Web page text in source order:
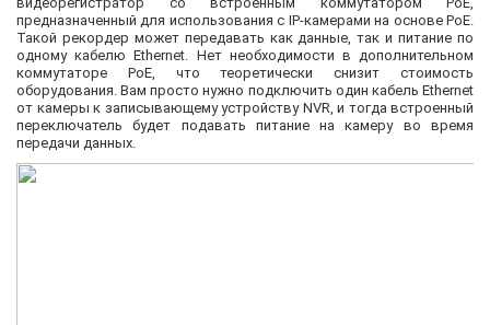
предназначенный для использования с IP-камерами на основе PoE.
Такой рекордер может передавать как данные, так и питание по
одному кабелю Ethernet. Нет необходимости в дополнительном
коммутаторе PoE, что теоретически снизит стоимость
оборудования. Вам просто нужно подключить один кабель Ethernet
от камеры к записывающему устройству NVR, и тогда встроенный
переключатель будет подавать питание на камеру во время
передачи данных.